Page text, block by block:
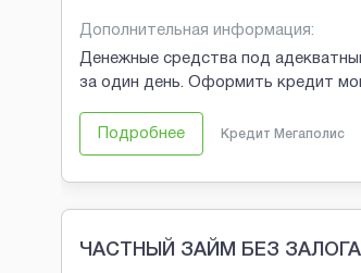
Дополнительная информация:
Денежные средства под
за один день. Оформить кредит
Подробнее Кредит Мегаполис
ЧАСТНЫЙ ЗАЙМ БЕЗ